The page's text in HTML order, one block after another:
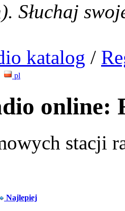
Słuchaj
katalog /
pl
online:
stacji
Najlepiej